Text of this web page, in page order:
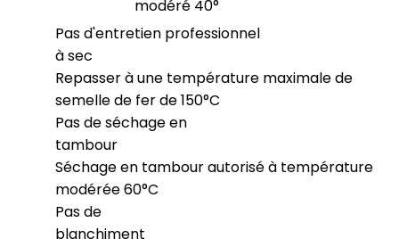
modéré 40°
Pas d'entretien professionnel
à sec
Repasser à une température maximale de
semelle de fer de 150°C
Pas de séchage en
tambour
Séchage en tambour autorisé à température
modérée 60°C
Pas de
blanchiment